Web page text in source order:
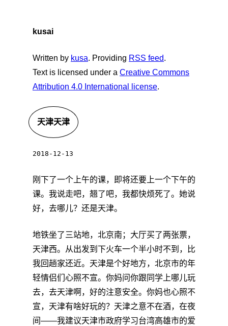
kusai
Written by kusa. Providing RSS feed.
Text is licensed under a Creative Commons
Attribution 4.0 International license.
天津天津
2018-12-13
刚下了一个上午的课，即将还要上一个下午的
课。我说走吧，翘了吧，我都快烦死了。她说
好，去哪儿？还是天津。
地铁坐了三站地，北京南；大厅买了两张票，
天津西。从出发到下火车一个半小时不到，比
我回趟家还近。天津是个好地方，北京市的年
轻情侣们心照不宣。你妈问你跟同学上哪儿玩
去，去天津啊，好的注意安全。你妈也心照不
宣，天津有啥好玩的？天津之意不在酒，在夜
间——我建议天津市政府学习台湾高雄市的爱